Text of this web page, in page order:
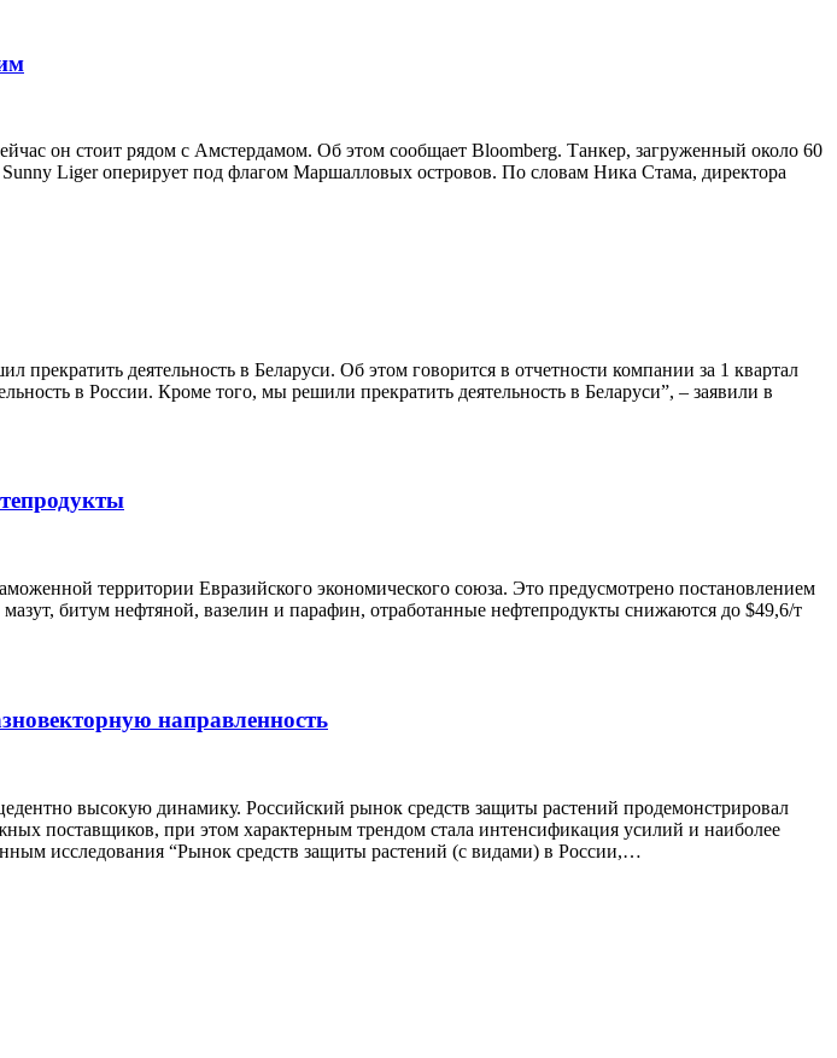
он стоит рядом с Амстердамом. Об этом сообщает Bloomberg. Танкер, загруженный около 60
Liger оперирует под флагом Маршалловых островов. По словам Ника Стама, директора
деятельность в Беларуси. Об этом говорится в отчетности компании за 1 квартал
в России. Кроме того, мы решили прекратить деятельность в Беларуси”, – заявили в
территории Евразийского экономического союза. Это предусмотрено постановлением
битум нефтяной, вазелин и парафин, отработанные нефтепродукты снижаются до $49,6/т
направленность
высокую динамику. Российский рынок средств защиты растений продемонстрировал
поставщиков, при этом характерным трендом стала интенсификация усилий и наиболее
исследования “Рынок средств защиты растений (с видами) в России,…